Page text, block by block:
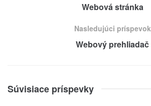
Webová stránka
Nasledujúci príspevok
Webový prehliadač
Súvisiace príspevky